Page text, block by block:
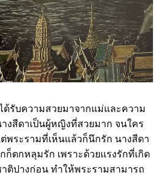
รับความสวยมาจากแม่และความ
งสีดาเป็นผู้หญิงที่สวยมาก จนใคร
พระรามที่เห็นแล้วก็นึกรัก นางสีดา
ก็ตกหลุมรัก เพราะด้วยแรงรักที่เกิด
ติปางก่อน ทำให้พระรามสามารถ